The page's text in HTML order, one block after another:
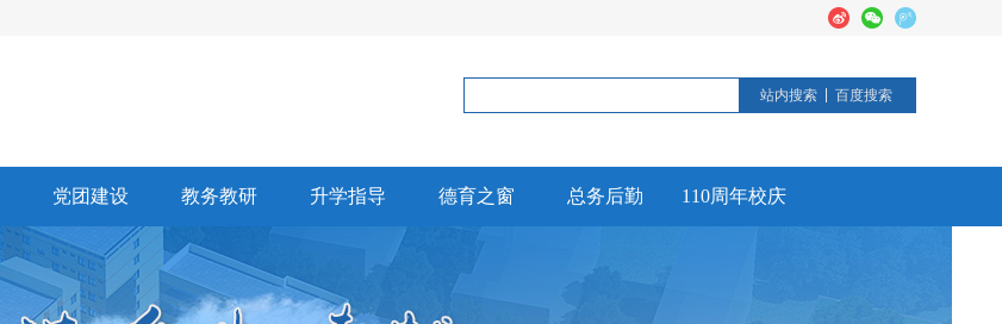
站内搜索 百度搜索
党团建设
党建
团建
教务教研
教学科研
招生信息
升学指导
心理健康
德育之窗 总务后勤 110周年校庆